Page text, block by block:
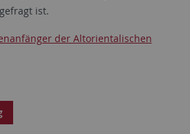
ist.
der Altorientalischen